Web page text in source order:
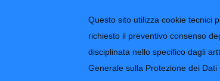
Questo sito utilizza cookie tecnici
richiesto il preventivo consenso
disciplinata nello specifico dagli
Generale sulla Protezione dei Dati
Regione Liguria
Provincia